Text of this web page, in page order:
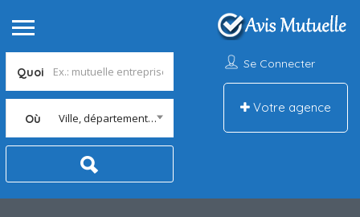
Quoi
Où Ville, département, région
Se Connecter
Votre agence